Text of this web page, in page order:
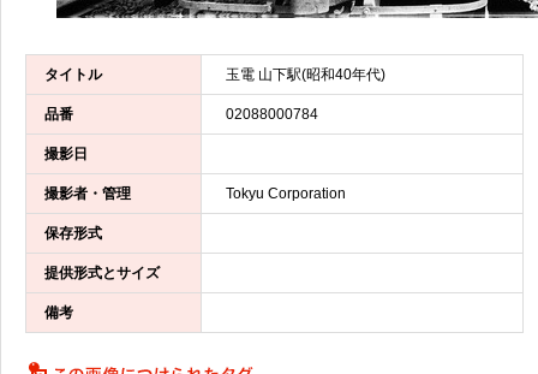
タイトル 玉電 山下駅(昭和40年代)
品番 02088000784
撮影日
撮影者・管理 Tokyu Corporation
保存形式
提供形式とサイズ
備考